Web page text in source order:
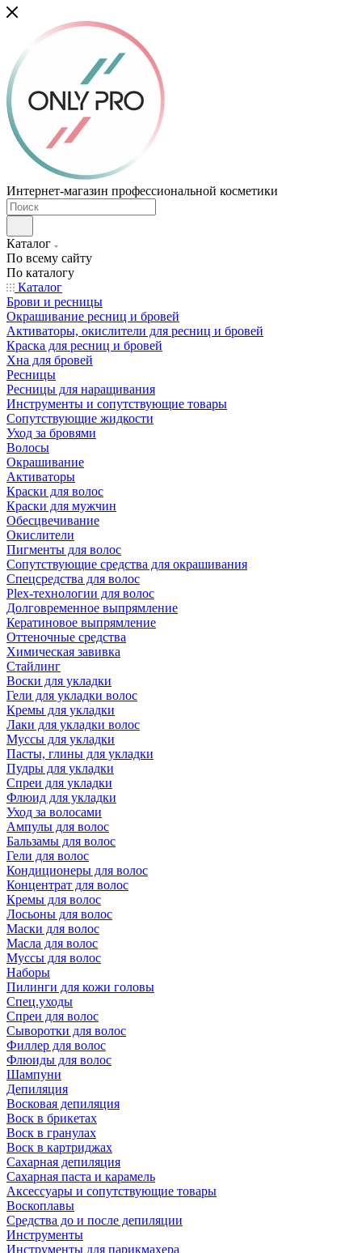
Интернет-магазин профессиональной косметики
Каталог
По всему сайту
По каталогу
Каталог
Брови и ресницы
Окрашивание ресниц и бровей
Активаторы, окислители для ресниц и бровей
Краска для ресниц и бровей
Хна для бровей
Ресницы
Ресницы для наращивания
Инструменты и сопутствующие товары
Сопутствующие жидкости
Уход за бровями
Волосы
Окрашивание
Активаторы
Краски для волос
Краски для мужчин
Обесцвечивание
Окислители
Пигменты для волос
Сопутствующие средства для окрашивания
Спецсредства для волос
Plex-технологии для волос
Долговременное выпрямление
Кератиновое выпрямление
Оттеночные средства
Химическая завивка
Стайлинг
Воски для укладки
Гели для укладки волос
Кремы для укладки
Лаки для укладки волос
Муссы для укладки
Пасты, глины для укладки
Пудры для укладки
Спреи для укладки
Флюид для укладки
Уход за волосами
Ампулы для волос
Бальзамы для волос
Гели для волос
Кондиционеры для волос
Концентрат для волос
Кремы для волос
Лосьоны для волос
Маски для волос
Масла для волос
Муссы для волос
Наборы
Пилинги для кожи головы
Спец.уходы
Спреи для волос
Сыворотки для волос
Филлер для волос
Флюиды для волос
Шампуни
Депиляция
Восковая депиляция
Воск в брикетах
Воск в гранулах
Воск в картриджах
Сахарная депиляция
Сахарная паста и карамель
Аксессуары и сопутствующие товары
Воскоплавы
Средства до и после депиляции
Инструменты
Инструменты для парикмахера